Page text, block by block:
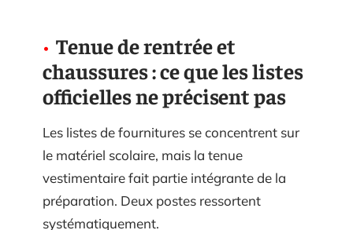
Tenue de rentrée et
chaussures : ce que les listes
officielles ne précisent pas
Les listes de fournitures se concentrent sur
le matériel scolaire, mais la tenue
vestimentaire fait partie intégrante de la
préparation. Deux postes ressortent
systématiquement.